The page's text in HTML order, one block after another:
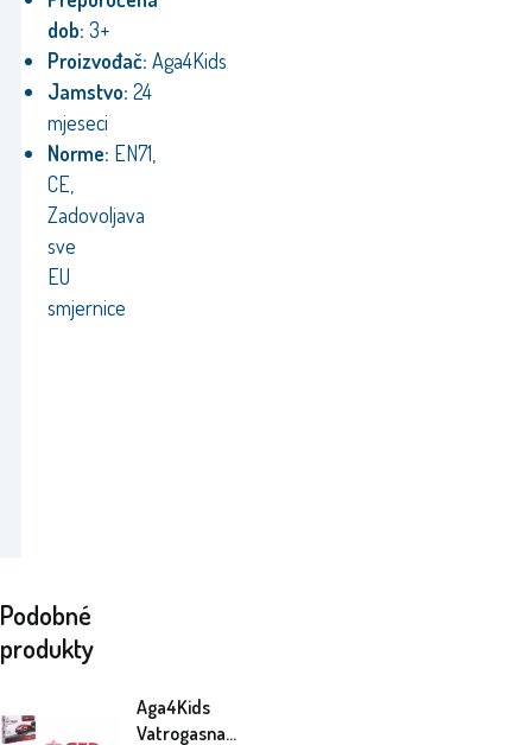
dob: 3+
Proizvođač: Aga4Kids
Jamstvo: 24
mjeseci
Norme: EN71,
CE,
Zadovoljava
sve
EU
smjernice
Podobné
produkty
Aga4Kids
Vatrogasna